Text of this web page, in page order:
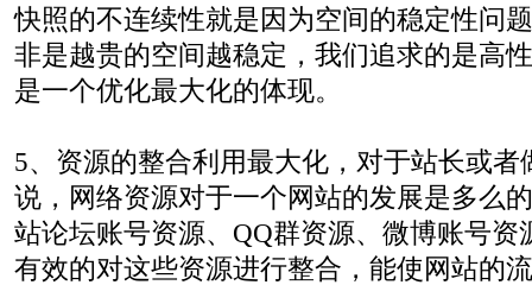
快照的不连续性就是因为空间的稳定性问
非是越贵的空间越稳定，我们追求的是高
是一个优化最大化的体现。
5、资源的整合利用最大化，对于站长或者
说，网络资源对于一个网站的发展是多么
站论坛账号资源、QQ群资源、微博账号资
有效的对这些资源进行整合，能使网站的